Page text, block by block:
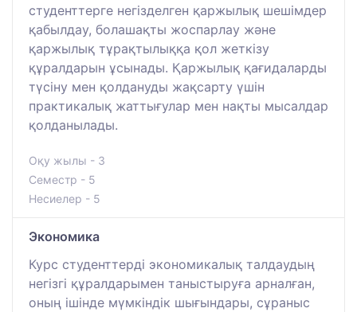
студенттерге негізделген қаржылық шешімдер
қабылдау, болашақты жоспарлау және
қаржылық тұрақтылыққа қол жеткізу
құралдарын ұсынады. Қаржылық қағидаларды
түсіну мен қолдануды жақсарту үшін
практикалық жаттығулар мен нақты мысалдар
қолданылады.
Оқу жылы - 3
Семестр - 5
Несиелер - 5
Экономика
Курс студенттерді экономикалық талдаудың
негізгі құралдарымен таныстыруға арналған,
оның ішінде мүмкіндік шығындары, сұраныс